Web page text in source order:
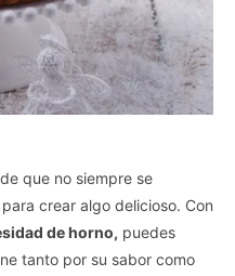
que no siempre se
crear algo delicioso. Con
de horno, puedes
tanto por su sabor como